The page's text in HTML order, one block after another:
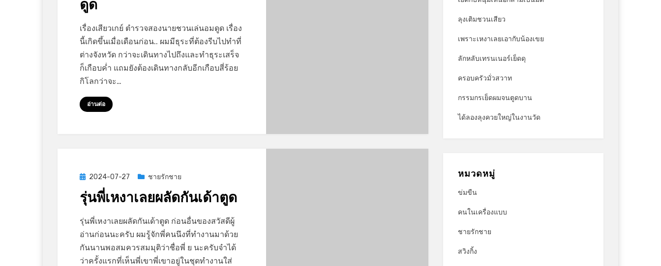
ดูด
byGayStory
Leave a commenton
เรื่องเสียวเกย์ ตำรวจสองนายชวนเล่นอมดูด เรื่อง
นี้เกิดขึ้นเมื่อเดือนก่อน.. ผมมีธุระที่ต้องรีบไปทำที่
ต่างจังหวัด กว่าจะเดินทางไปถึงและทำธุระเสร็จ
ก็เกือบค่ำ แถมยังต้องเดินทางกลับอีกเกือบสี่ร้อย
กิโลกว่าจะ…
อ่านต่อ
Posted
2024-07-27 ชายรักชาย
รุ่นพี่เหงาเลยผลัดกันเด้าตูด
byGayStory
Leave a commenton
รุ่น
พี่
เหงา
รุ่นพี่เหงาเลยผลัดกันเด้าตูด ก่อนอื่นของสวัสดีผู้
อ่านก่อนนะครับ ผมรู้จักพี่คนนึงที่ทำงานมาด้วย
กันนานพอสมควรสมมุติว่าชื่อพี่ ย นะครับจำได้
ว่าครั้งแรกที่เห็นพี่เขาพี่เขาอยู่ในชุดทำงานใส่
ลุงเติมชวนเสียว
เพราะเหงาเลยเอากับน้องเขย
ลักหลับเทรนเนอร์เย็ดดุ
ครอบครัวมั่วสวาท
กรรมกรเย็ดผมจนตูดบาน
ได้ลองลุงควยใหญ่ในงานวัด
หมวดหมู่
ข่มขืน
คนในเครื่องแบบ
ชายรักชาย
สวิงกิ้ง